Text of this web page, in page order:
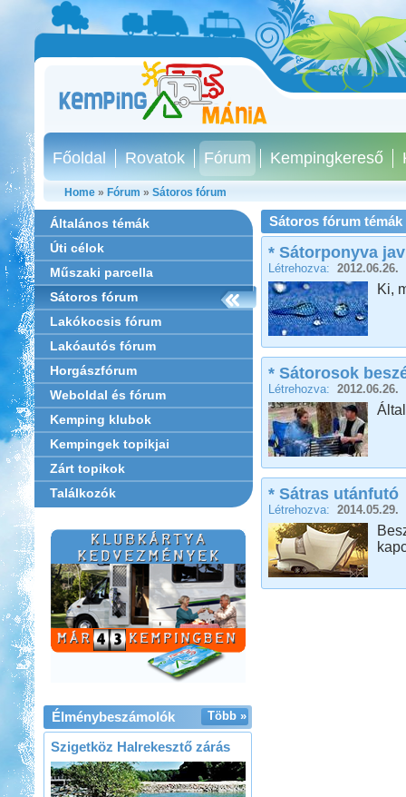
Főoldal Rovatok Fórum Kempingkereső
Home » Fórum » Sátoros fórum
Általános témák
Úti célok
Műszaki parcella
Sátoros fórum
Lakókocsis fórum
Lakóautós fórum
Horgászfórum
Weboldal és fórum
Kemping klubok
Kempingek topikjai
Zárt topikok
Találkozók
Több »
Élménybeszámolók
Szigetköz Halrekesztő zárás
Sátoros fórum témák
* Sátorponyva
Létrehozva: 2012.06.26.
Ki,
* Sátorosok
Létrehozva: 2012.06.26.
* Sátras utánfutó
Létrehozva: 2014.05.29.